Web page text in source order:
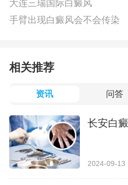
大连三瑞国际白癜风
手臂出现白癜风会不会传染
相关推荐
资讯 问答
长安白
2024-09-13